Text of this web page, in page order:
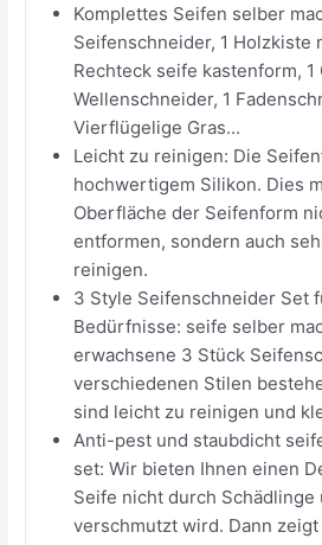
Komplettes Seifen selber
Seifenschneider, 1 Holzkiste
Rechteck seife kastenform, 1
Wellenschneider, 1
Vierflügelige Gras...
Leicht zu reinigen: Die
hochwertigem Silikon. Dies
Oberfläche der Seifenform
entformen, sondern auch
reinigen.
3 Style Seifenschneider Set
Bedürfnisse: seife selber
erwachsene 3 Stück
verschiedenen Stilen
sind leicht zu reinigen und
Anti-pest und staubdicht
set: Wir bieten Ihnen einen
Seife nicht durch Schädlinge
verschmutzt wird. Dann